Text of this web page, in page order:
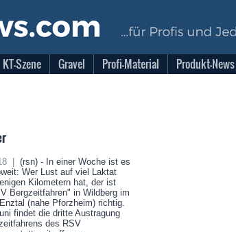
KT-Szene Gravel Profi-Material Produkt-News
|
(rsn) - In einer Woche ist es
Wer Lust auf viel Laktat
Kilometern hat, der ist
Bergzeitfahren" in Wildberg im
(nahe Pforzheim) richtig.
findet die dritte Austragung
des RSV